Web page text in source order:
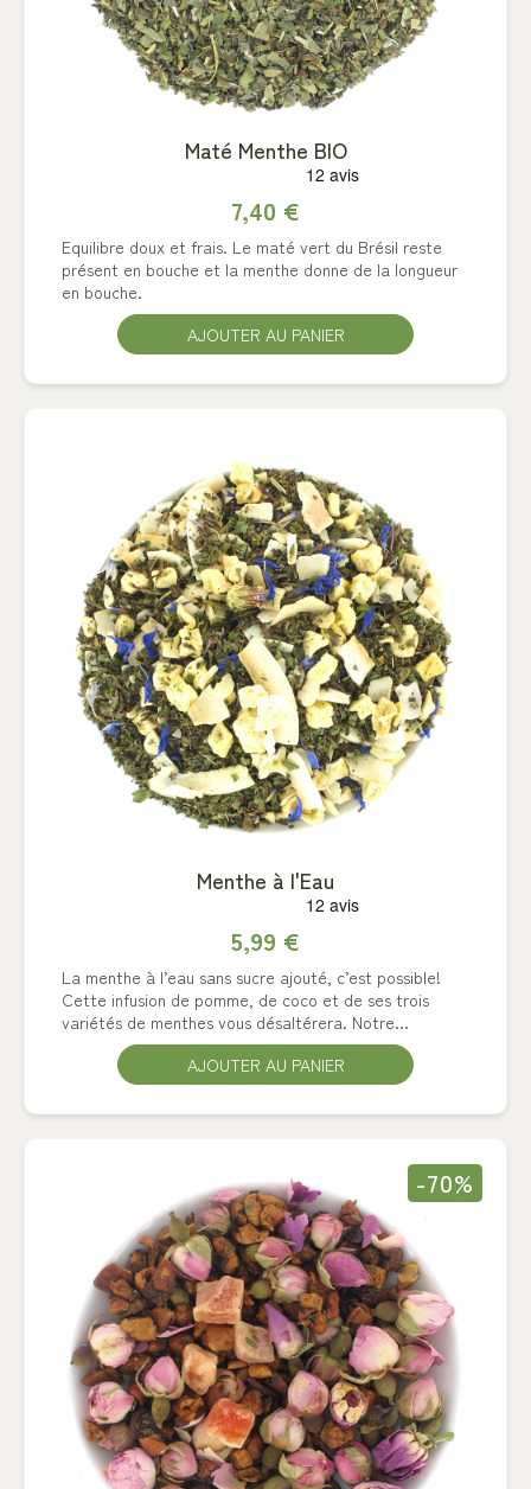
Maté Menthe BIO
7,40 €
Equilibre doux et frais. Le maté vert du Brésil reste
présent en bouche et la menthe donne de la longueur
en bouche.
AJOUTER AU PANIER
Menthe à l'Eau
5,99 €
La menthe à l’eau sans sucre ajouté, c’est possible!
Cette infusion de pomme, de coco et de ses trois
variétés de menthes vous désaltérera. Notre...
AJOUTER AU PANIER
-70%